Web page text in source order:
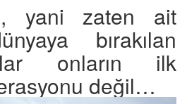
yani zaten ait
bırakılan
onların ilk
değil…